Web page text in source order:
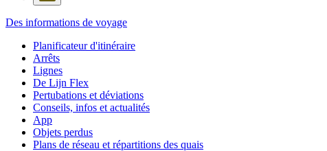
Des informations de voyage
Planificateur d'itinéraire
Arrêts
Lignes
De Lijn Flex
Pertubations et déviations
Conseils, infos et actualités
App
Objets perdus
Plans de réseau et répartitions des quais